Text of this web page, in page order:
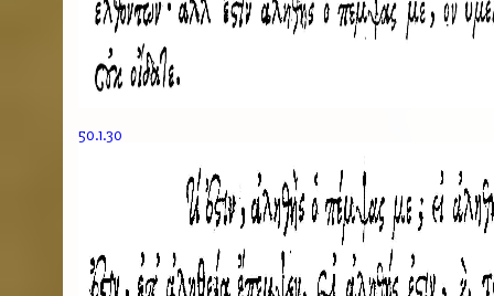
50.1.30